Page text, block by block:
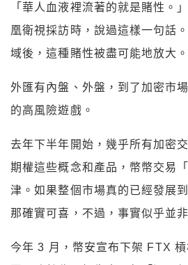
「華人血液裡流著的就是賭性。
凰衛視採訪時，說過這樣一句話
域後，這種賭性被盡可能地放大。
外匯有內盤、外盤，到了加密市
的高風險遊戲。
去年下半年開始，幾乎所有加密
期權這些概念和產品，幣幣交易
津。如果整個市場真的已經發展
那確實可喜，不過，事實似乎並
今年 3 月，幣安宣布下架 FTX